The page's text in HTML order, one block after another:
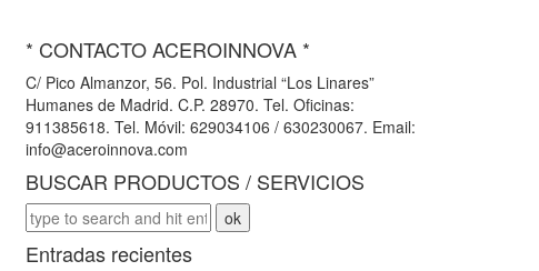
* CONTACTO ACEROINNOVA *
C/ Pico Almanzor, 56. Pol. Industrial “Los Linares”
Humanes de Madrid. C.P. 28970. Tel. Oficinas:
911385618. Tel. Móvil: 629034106 / 630230067. Email:
info@aceroinnova.com
BUSCAR PRODUCTOS / SERVICIOS
Entradas recientes